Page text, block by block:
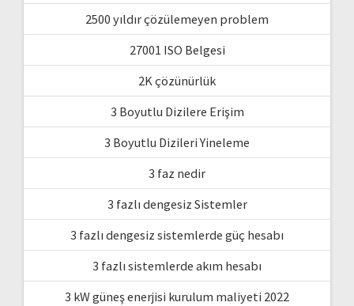
2500 yıldır çözülemeyen problem
27001 ISO Belgesi
2K çözünürlük
3 Boyutlu Dizilere Erişim
3 Boyutlu Dizileri Yineleme
3 faz nedir
3 fazlı dengesiz Sistemler
3 fazlı dengesiz sistemlerde güç hesabı
3 fazlı sistemlerde akım hesabı
3 kW güneş enerjisi kurulum maliyeti 2022